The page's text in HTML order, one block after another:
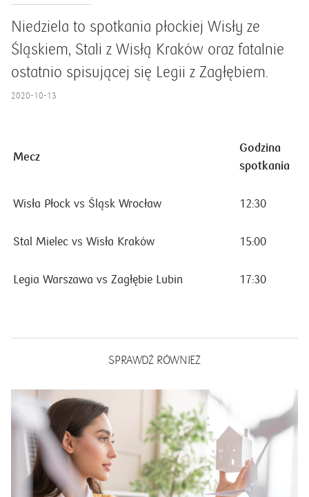
Niedziela to spotkania płockiej Wisły ze
Śląskiem, Stali z Wisłą Kraków oraz fatalnie
ostatnio spisującej się Legii z Zagłębiem.
2020-10-13
Mecz
Godzina
spotkania
Wisła Płock vs Śląsk Wrocław 12:30
Stal Mielec vs Wisła Kraków 15:00
Legia Warszawa vs Zagłębie Lubin 17:30
SPRAWDŹ RÓWNIEŻ